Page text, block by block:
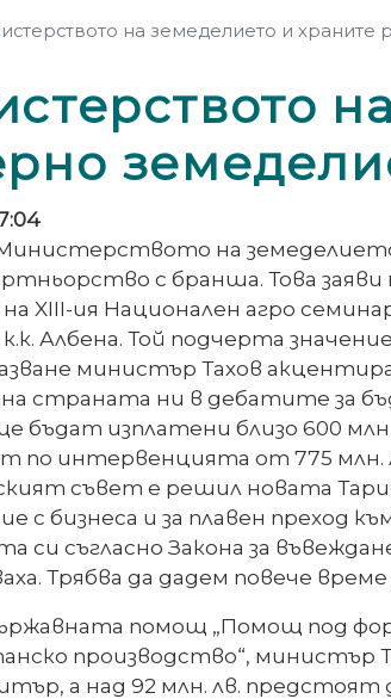
на земеделието и храните
на
с бранша. Това
XIII-ия Национален агро
Албена. Той подчерта
министър Тахов
страната ни в дебатите за
бъдат изплатени близо 600
по интервенцията от 775 млн.
съвет е решил новата
с бизнеса и за плавен преход
си съгласно Закона за
Трябва да дадем повече време
помощ „Помощ под
производство“, министър
а над 92 млн. лв.